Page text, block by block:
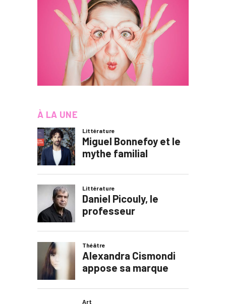
À LA UNE